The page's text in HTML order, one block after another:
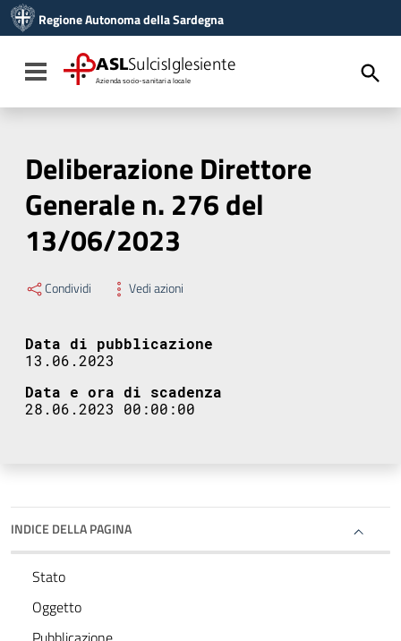
Vai al menu di navigazione
Vai al footer
Regione Autonoma della Sardegna
Toggle navigation
ASLSulcisIglesiente
Azienda socio-sanitaria locale
Deliberazione Direttore
Generale n. 276 del
13/06/2023
Condividi Vedi azioni
Data di pubblicazione
13.06.2023
Data e ora di scadenza
28.06.2023 00:00:00
INDICE DELLA PAGINA
Stato
Oggetto